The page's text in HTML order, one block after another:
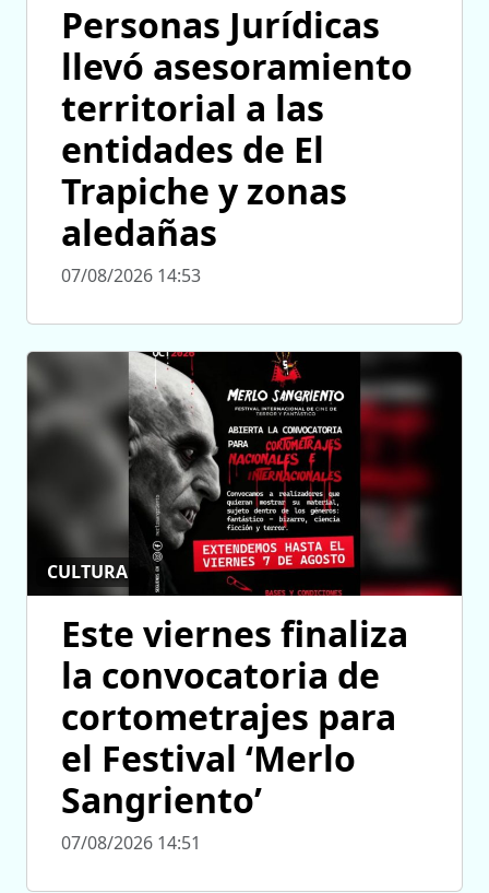
Personas Jurídicas
llevó asesoramiento
territorial a las
entidades de El
Trapiche y zonas
aledañas
07/08/2026 14:53
CULTURA
Este viernes finaliza
la convocatoria de
cortometrajes para
el Festival ‘Merlo
Sangriento’
07/08/2026 14:51